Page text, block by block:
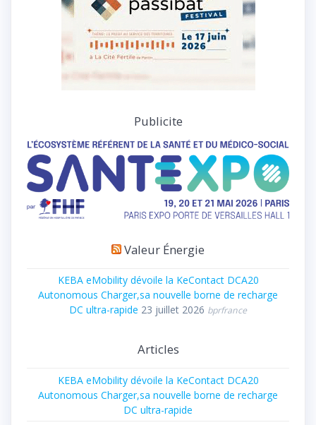
Publicite
Valeur Énergie
KEBA eMobility dévoile la KeContact DCA20
Autonomous Charger,sa nouvelle borne de recharge
DC ultra-rapide 23 juillet 2026 bprfrance
Articles
KEBA eMobility dévoile la KeContact DCA20
Autonomous Charger,sa nouvelle borne de recharge
DC ultra-rapide